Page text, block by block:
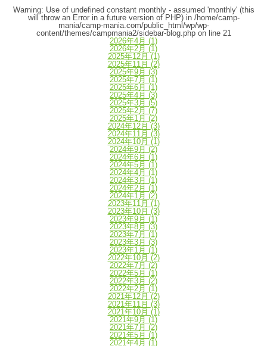
Warning: Use of undefined constant monthly - assumed 'monthly' (this
will throw an Error in a future version of PHP) in /home/camp-
mania/camp-mania.com/public_html/wp/wp-
content/themes/campmania2/sidebar-blog.phpon line 21
2026年4月 (1)
2026年2月 (1)
2025年12月 (1)
2025年11月 (2)
2025年9月 (3)
2025年7月 (1)
2025年6月 (1)
2025年4月 (3)
2025年3月 (5)
2025年2月 (7)
2025年1月 (2)
2024年12月 (3)
2024年11月 (3)
2024年10月 (1)
2024年9月 (2)
2024年6月 (1)
2024年5月 (1)
2024年4月 (1)
2024年3月 (1)
2024年2月 (1)
2024年1月 (2)
2023年11月 (1)
2023年10月 (3)
2023年9月 (1)
2023年8月 (3)
2023年7月 (1)
2023年3月 (3)
2023年1月 (1)
2022年10月 (2)
2022年7月 (2)
2022年5月 (1)
2022年3月 (2)
2022年2月 (1)
2021年12月 (2)
2021年11月 (3)
2021年10月 (1)
2021年9月 (1)
2021年7月 (2)
2021年5月 (1)
2021年4月 (1)